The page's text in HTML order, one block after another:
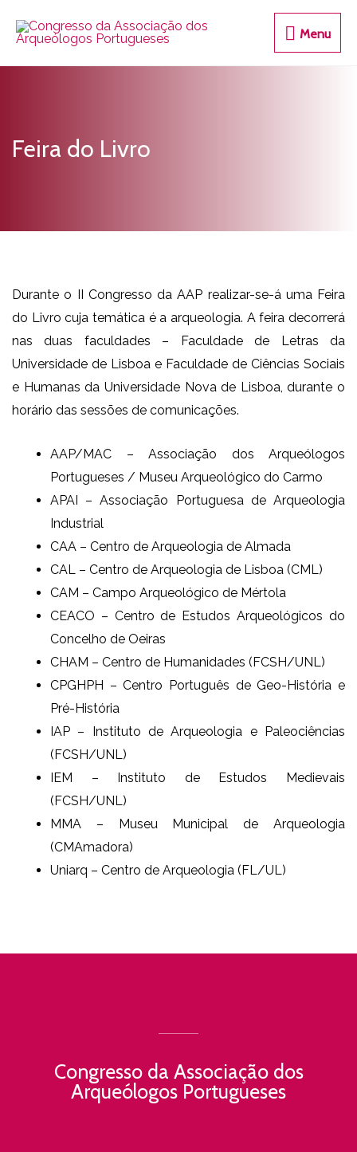
Menu
Feira do Livro
Durante o II Congresso da AAP realizar-se-á uma Feira
do Livro cuja temática é a arqueologia. A feira decorrerá
nas duas faculdades – Faculdade de Letras da
Universidade de Lisboa e Faculdade de Ciências Sociais
e Humanas da Universidade Nova de Lisboa, durante o
horário das sessões de comunicações.
AAP/MAC – Associação dos Arqueólogos
Portugueses / Museu Arqueológico do Carmo
APAI – Associação Portuguesa de Arqueologia
Industrial
CAA – Centro de Arqueologia de Almada
CAL – Centro de Arqueologia de Lisboa (CML)
CAM – Campo Arqueológico de Mértola
CEACO – Centro de Estudos Arqueológicos do
Concelho de Oeiras
CHAM – Centro de Humanidades (FCSH/UNL)
CPGHPH – Centro Português de Geo-História e
Pré-História
IAP – Instituto de Arqueologia e Paleociências
(FCSH/UNL)
IEM – Instituto de Estudos Medievais
(FCSH/UNL)
MMA – Museu Municipal de Arqueologia
(CMAmadora)
Uniarq – Centro de Arqueologia (FL/UL)
Congresso da Associação dos
Arqueólogos Portugueses